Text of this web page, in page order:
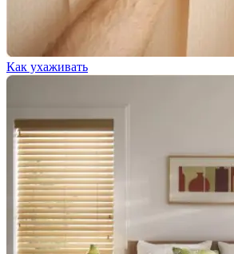
Как ухаживать